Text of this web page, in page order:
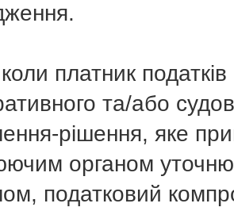
платник
та/або
рішення, яке
органом
податковий